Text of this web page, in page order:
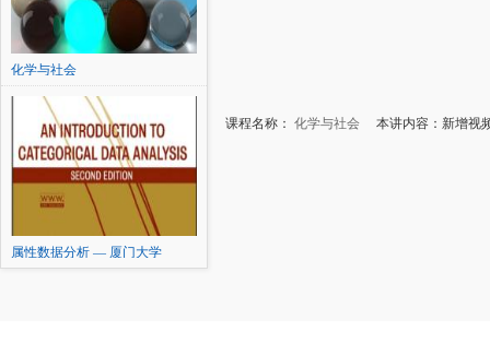
化学与社会
属性数据分析 — 厦门大学
课程名称： 化学与社会 本讲内容：新增视